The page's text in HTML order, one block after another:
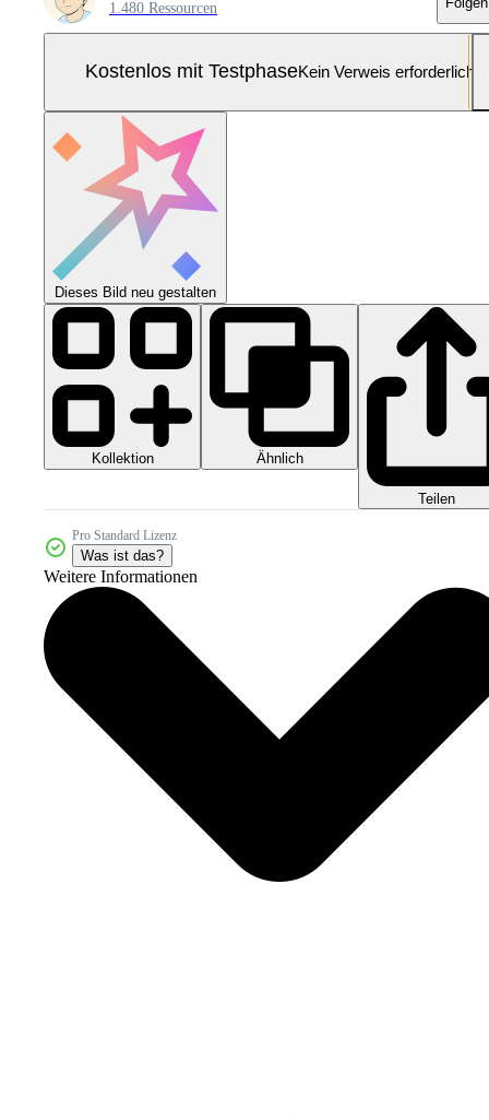
1.480 Ressourcen
Kostenlos mit TestphaseKein Verweis erforderlich
Dieses Bild neu gestalten
Kollektion Ähnlich
Teilen
Pro Standard Lizenz
Was ist das?
Weitere Informationen